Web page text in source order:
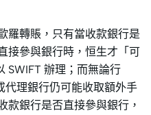
羅轉賬，只有當收款銀行是
接參與銀行時，恒生才「可
SWIFT 辦理；而無論行
代理銀行仍可能收取額外手
款銀行是否直接參與銀行，